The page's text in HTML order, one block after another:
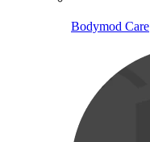
Bodymod Care